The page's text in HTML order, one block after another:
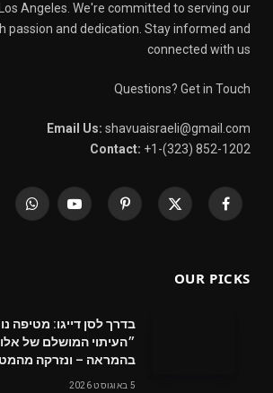
Angeles. We're committed to serving our
passion and dedication. Stay informed and
connected with us
Questions? Get in Touch
Email Us: shavuaisraeli@gmail.com
Contact: +1-(323) 852-1202
Facebook
X
Pinterest
YouTube
OUR PICKS
בדרך לסן דייגו: מטיפה
״העיתוי המושלם של
בהמראה – ונזרקה
5 באוגוסט 2026